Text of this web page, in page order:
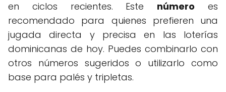
en ciclos recientes. Este número es
recomendado para quienes prefieren una
jugada directa y precisa en las loterías
dominicanas de hoy. Puedes combinarlo con
otros números sugeridos o utilizarlo como
base para palés y tripletas.